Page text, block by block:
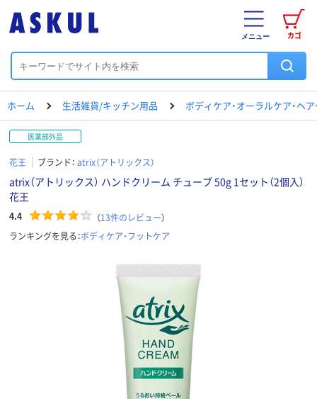
カゴ
メニュー
ホーム 生活雑貨/キッチン用品 ボディケア・オーラルケア・ヘ
医薬部外品
花王 ブランド： atrix（アトリックス）
atrix（アトリックス） ハンドクリーム チューブ 50g 1セット（2個入）
花王
4.4 （13件のレビュー）
ランキングを見る：ボディケア・フットケア